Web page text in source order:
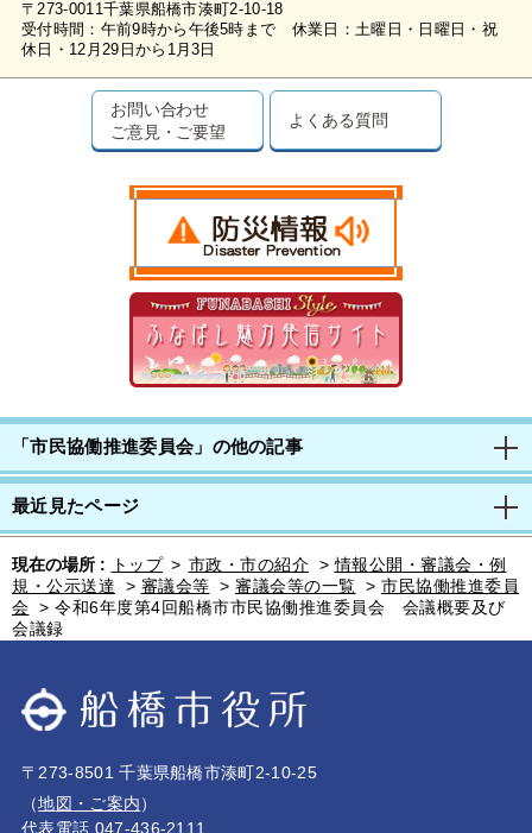
〒273-0011千葉県船橋市湊町2-10-18
受付時間：午前9時から午後5時まで 休業日：土曜日・日曜日・祝
休日・12月29日から1月3日
お問い合わせ
ご意見・ご要望
よくある質問
「市民協働推進委員会」の他の記事
最近見たページ
現在の場所 : トップ > 市政・市の紹介 >情報公開・審議会・例
規・公示送達
> 審議会等 > 審議会等の一覧 > 市民協働推進委員
会 > 令和6年度第4回船橋市市民協働推進委員会 会議概要及び
会議録
〒273-8501 千葉県船橋市湊町2-10-25
（地図・ご案内）
代表電話 047-436-2111